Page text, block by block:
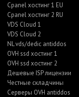
Cpanel хостинг 1 EU
Cpanel хостинг 2 RU
VDS Cloud 1
VDS Cloud 2
NL vds/dedic antiddos
OVH ssd хостинг 1
OVH ssd хостинг 2
Дешевые ISP лицензии
Честные складчины
Серверы OVH antiddos